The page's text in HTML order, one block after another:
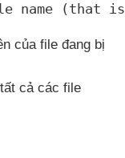
name (that is
của file đang bị
tất cả các file